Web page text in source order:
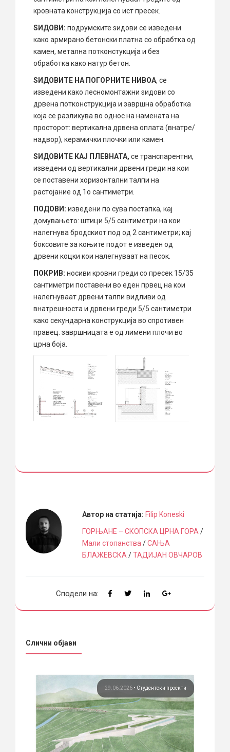
кровната конструкција со ист пресек.
SИДОВИ: подрумските sидови се изведени
како армирано бетонски платна со обрабтка од
камен, метална потконстукција и без
обработка како натур бетон.
SИДОВИТЕ НА ПОГОРНИТЕ НИВОА, се
изведени како лесномонтажни sидови со
дрвена потконструкција и завршна обработка
која се разликува во однос на намената на
просторот: вертикална дрвена оплата (внатре/
надвор), керамички плочки или камен.
SИДОВИТЕ КАЈ ПЛЕВНАТА, се транспарентни,
изведени од вертикални дрвени греди на кои
се поставени хоризонтални талпи на
растојание од 1о сантиметри.
ПОДОВИ: изведени по сува постапка, кај
домувањето: штици 5/5 сантиметри на кои
налегнува бродскиот под од 2 сантиметри; кај
боксовите за коњите подот е изведен од
дрвени коцки кои налегнуваат на песок.
ПОКРИВ: носиви кровни греди со пресек 15/35
сантиметри поставени во еден првец на кои
налегнуваат дрвени талпи видливи од
внатрешноста и дрвени греди 5/5 сантиметри
како секундарна конструкција во спротивен
правец. завршницата е од лимени плочи во
црна боја.
Автор на статија: Filip Koneski
ГОРЊАНЕ – СКОПСКА ЦРНА ГОРА/
Мали стопанства/САЊА
БЛАЖЕВСКА/ТАДИЈАН ОВЧАРОВ
Сподели на:
Слични објави
29.06.2026 • Студентски проекти